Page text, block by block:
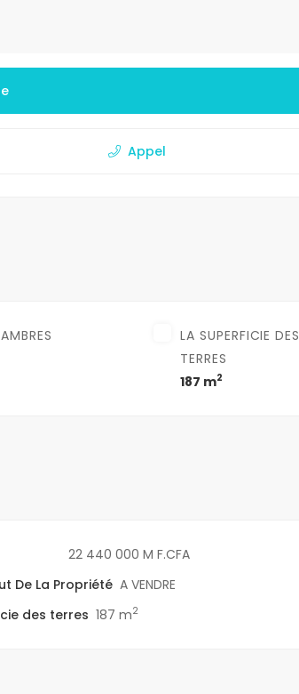
Appel
LA SUPERFICIE DES
TERRES
187 m2
22 440 000 M F.CFA
De La Propriété A VENDRE
des terres 187 m2